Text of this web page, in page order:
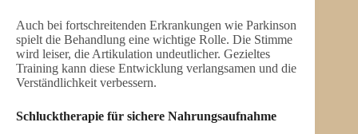
Auch bei fortschreitenden Erkrankungen wie Parkinson
spielt die Behandlung eine wichtige Rolle. Die Stimme
wird leiser, die Artikulation undeutlicher. Gezieltes
Training kann diese Entwicklung verlangsamen und die
Verständlichkeit verbessern.
Schlucktherapie für sichere Nahrungsaufnahme